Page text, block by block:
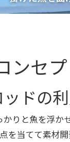
ンセ
ドの
かりと魚を浮か
を当てて素材開